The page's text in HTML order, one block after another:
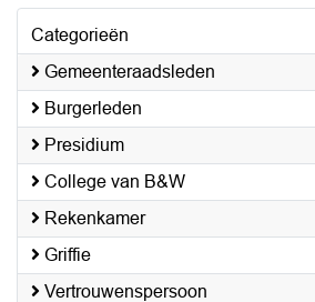
Categorieën
Gemeenteraadsleden
Burgerleden
Presidium
College van B&W
Rekenkamer
Griffie
Vertrouwenspersoon